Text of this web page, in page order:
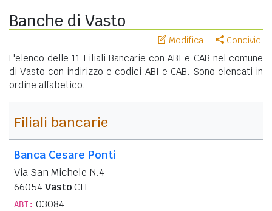
Banche di Vasto
Modifica Condividi
L'elenco delle 11 Filiali Bancarie con ABI e CAB nel comune
di Vasto con indirizzo e codici ABI e CAB. Sono elencati in
ordine alfabetico.
Filiali bancarie
Banca Cesare Ponti
Via San Michele N.4
66054VastoCH
ABI: 03084